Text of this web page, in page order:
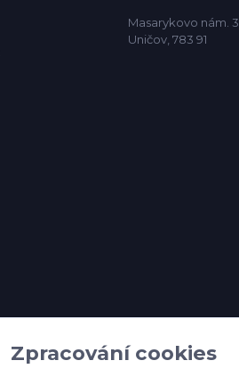
Masarykovo nám.
Uničov, 783 91
Zpracování cookies